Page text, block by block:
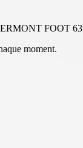
FOOT 63
moment.